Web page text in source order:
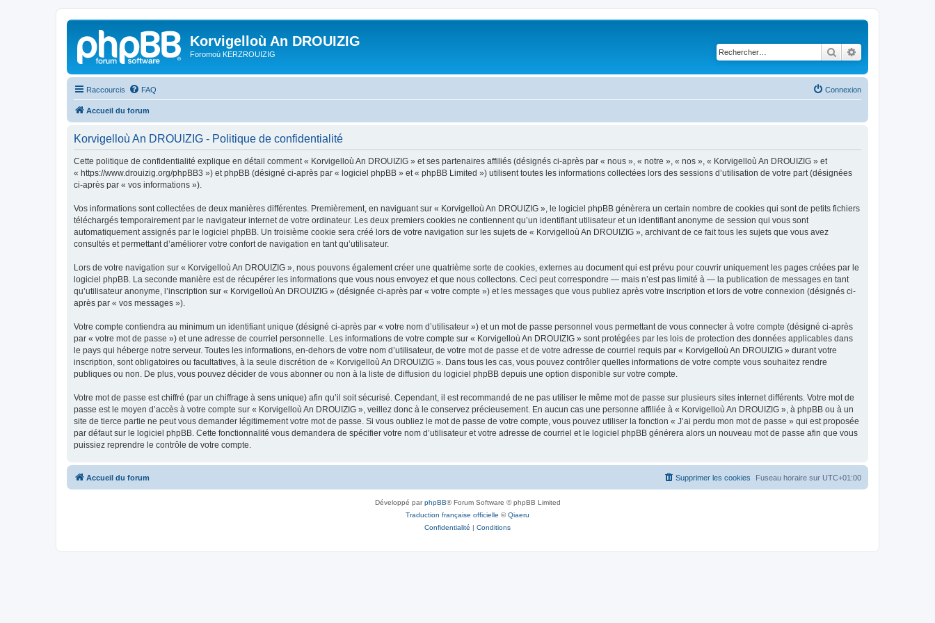
Korvigelloù An DROUIZIG
Foromoù KERZROUIZIG Rechercher
Raccourcis FAQ Connexion
Accueil du forum
Korvigelloù An DROUIZIG - Politique de confidentialité
Cette politique de confidentialité explique en détail comment « Korvigelloù An DROUIZIG » et ses partenaires affiliés (désignés ci-après par « nous », « notre », « nos », « Korvigelloù An DROUIZIG » et
« https://www.drouizig.org/phpBB3 ») et phpBB (désigné ci-après par « logiciel phpBB » et « phpBB Limited ») utilisent toutes les informations collectées lors des sessions d’utilisation de votre part (désignées
ci-après par « vos informations »).
Vos informations sont collectées de deux manières différentes. Premièrement, en naviguant sur « Korvigelloù An DROUIZIG », le logiciel phpBB génèrera un certain nombre de cookies qui sont de petits fichiers
téléchargés temporairement par le navigateur internet de votre ordinateur. Les deux premiers cookies ne contiennent qu’un identifiant utilisateur et un identifiant anonyme de session qui vous sont
automatiquement assignés par le logiciel phpBB. Un troisième cookie sera créé lors de votre navigation sur les sujets de « Korvigelloù An DROUIZIG », archivant de ce fait tous les sujets que vous avez
consultés et permettant d’améliorer votre confort de navigation en tant qu’utilisateur.
Lors de votre navigation sur « Korvigelloù An DROUIZIG », nous pouvons également créer une quatrième sorte de cookies, externes au document qui est prévu pour couvrir uniquement les pages créées par le
logiciel phpBB. La seconde manière est de récupérer les informations que vous nous envoyez et que nous collectons. Ceci peut correspondre — mais n’est pas limité à — la publication de messages en tant
qu’utilisateur anonyme, l’inscription sur « Korvigelloù An DROUIZIG » (désignée ci-après par « votre compte ») et les messages que vous publiez après votre inscription et lors de votre connexion (désignés ci-
après par « vos messages »).
Votre compte contiendra au minimum un identifiant unique (désigné ci-après par « votre nom d’utilisateur ») et un mot de passe personnel vous permettant de vous connecter à votre compte (désigné ci-après
par « votre mot de passe ») et une adresse de courriel personnelle. Les informations de votre compte sur « Korvigelloù An DROUIZIG » sont protégées par les lois de protection des données applicables dans
le pays qui héberge notre serveur. Toutes les informations, en-dehors de votre nom d’utilisateur, de votre mot de passe et de votre adresse de courriel requis par « Korvigelloù An DROUIZIG » durant votre
inscription, sont obligatoires ou facultatives, à la seule discrétion de « Korvigelloù An DROUIZIG ». Dans tous les cas, vous pouvez contrôler quelles informations de votre compte vous souhaitez rendre
publiques ou non. De plus, vous pouvez décider de vous abonner ou non à la liste de diffusion du logiciel phpBB depuis une option disponible sur votre compte.
Votre mot de passe est chiffré (par un chiffrage à sens unique) afin qu’il soit sécurisé. Cependant, il est recommandé de ne pas utiliser le même mot de passe sur plusieurs sites internet différents. Votre mot de
passe est le moyen d’accès à votre compte sur « Korvigelloù An DROUIZIG », veillez donc à le conservez précieusement. En aucun cas une personne affiliée à « Korvigelloù An DROUIZIG », à phpBB ou à un
site de tierce partie ne peut vous demander légitimement votre mot de passe. Si vous oubliez le mot de passe de votre compte, vous pouvez utiliser la fonction « J’ai perdu mon mot de passe » qui est proposée
par défaut sur le logiciel phpBB. Cette fonctionnalité vous demandera de spécifier votre nom d’utilisateur et votre adresse de courriel et le logiciel phpBB générera alors un nouveau mot de passe afin que vous
puissiez reprendre le contrôle de votre compte.
Accueil du forum Fuseau horaire sur UTC+01:00
Supprimer les cookies
Développé parphpBB® Forum Software © phpBB Limited
Traduction française officielle ©Qiaeru
Confidentialité | Conditions